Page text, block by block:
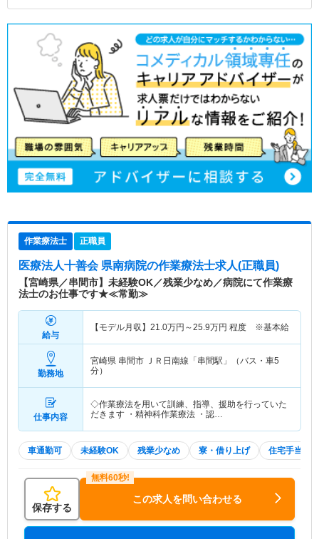
作業療法士 正職員
医療法人十善会 県南病院の作業療法士求人(正職員)
【宮崎県／串間市】未経験OK／残業少なめ／病院にて作業療
法士のお仕事です★≪常勤≫
給与
【モデル月収】 21.0万円～25.9万円 程度 ※基本給
勤務地
宮崎県 串間市 ＪＲ日南線「串間駅」（バス・車5
分）
仕事内容
◇作業療法を用いて訓練、指導、援助を行っていた
だきます ・精神科作業療法 ・認…
車通勤可 未経験OK 残業少なめ 寮・借り上げ 住宅手当・
保存する
この求人を問い合わせる